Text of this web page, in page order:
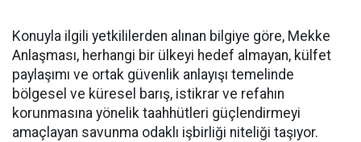
Konuyla ilgili yetkililerden alınan bilgiye göre, Mekke
Anlaşması, herhangi bir ülkeyi hedef almayan, külfet
paylaşımı ve ortak güvenlik anlayışı temelinde
bölgesel ve küresel barış, istikrar ve refahın
korunmasına yönelik taahhütleri güçlendirmeyi
amaçlayan savunma odaklı işbirliği niteliği taşıyor.